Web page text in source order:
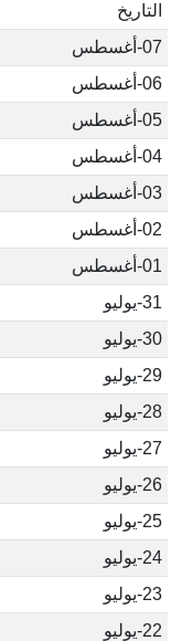
التاريخ
07-أغسطس
06-أغسطس
05-أغسطس
04-أغسطس
03-أغسطس
02-أغسطس
01-أغسطس
31-يوليو
30-يوليو
29-يوليو
28-يوليو
27-يوليو
26-يوليو
25-يوليو
24-يوليو
23-يوليو
22-يوليو